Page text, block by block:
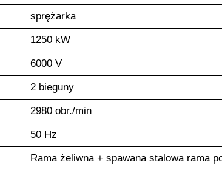
sprężarka
1250 kW
6000 V
2 bieguny
2980 obr./min
50 Hz
Rama żeliwna + spawana stalowa rama